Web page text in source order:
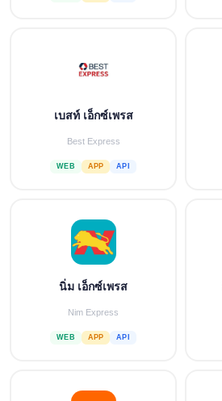
เบสท์ เอ็กซ์เพรส
Best Express
WEB APP API
นิ่ม เอ็กซ์เพรส
Nim Express
WEB APP API